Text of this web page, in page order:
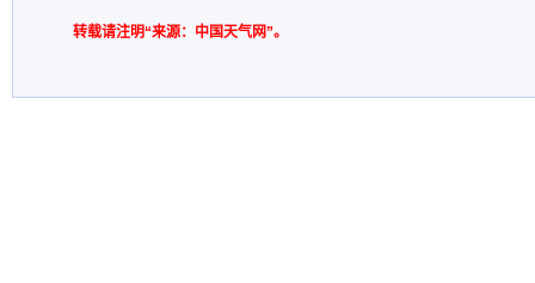
转载请注明“来源：中国天气网”。